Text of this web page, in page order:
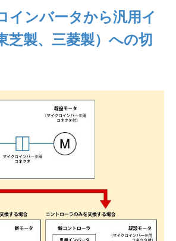
インバータから汎用イ
芝製、三菱製）への切